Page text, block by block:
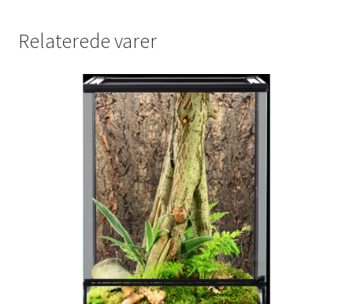
Relaterede varer